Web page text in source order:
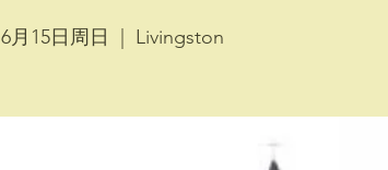
6月15日周日 Livingston